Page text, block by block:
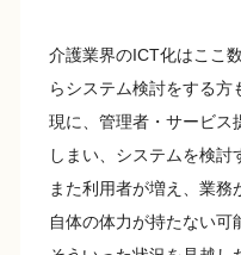
介護業界のICT化はここ
らシステム検討をする方
現に、管理者・サービス
しまい、システムを検討
また利用者が増え、業
自体の体力が持たない可